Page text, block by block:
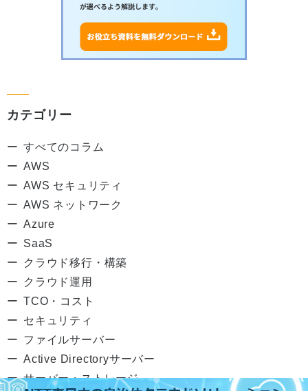
カテゴリー
すべてのコラム
AWS
AWS セキュリティ
AWS ネットワーク
Azure
SaaS
クラウド移行・構築
クラウド運用
TCO・コスト
セキュリティ
ファイルサーバー
Active Directoryサーバー
サーバー・ストレージ